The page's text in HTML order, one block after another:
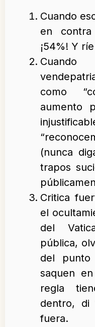
Cuando
en
¡54%! Y
Cuando
como
aumento
(nunca
trapos
Critica
el
del
pública,
del punto
saquen
regla
dentro, di
fuera.